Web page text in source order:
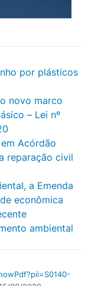
por plásticos
novo marco
– Lei nº
Acórdão
reparação civil
a Emenda
econômica
ambiental